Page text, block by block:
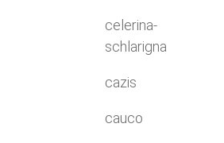
celerina-
schlarigna
cazis
cauco